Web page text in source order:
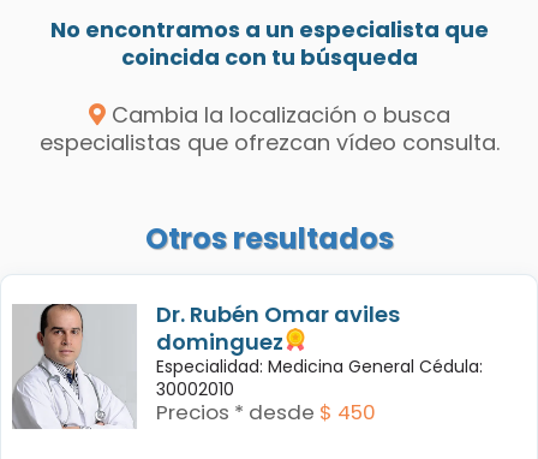
No encontramos a un especialista que
coincida con tu búsqueda
Cambia la localización o busca
especialistas que ofrezcan vídeo consulta.
Otros resultados
Dr. Rubén Omar aviles
dominguez
Especialidad: Medicina General Cédula:
30002010
Precios * desde $ 450